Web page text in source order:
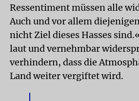
Ressentiment müssen alle
Auch und vor allem
nicht Ziel dieses Hasses
laut und vernehmbar
verhindern, dass die
Land weiter vergiftet wird.